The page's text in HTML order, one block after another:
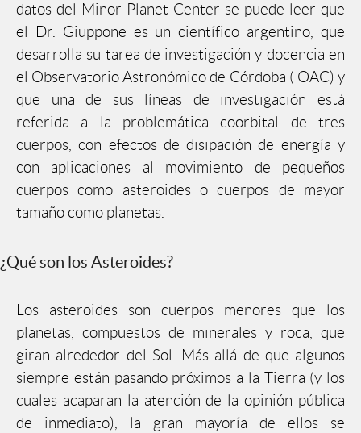
datos del Minor Planet Center se puede leer que
el Dr. Giuppone es un científico argentino, que
desarrolla su tarea de investigación y docencia en
el Observatorio Astronómico de Córdoba ( OAC) y
que una de sus líneas de investigación está
referida a la problemática coorbital de tres
cuerpos, con efectos de disipación de energía y
con aplicaciones al movimiento de pequeños
cuerpos como asteroides o cuerpos de mayor
tamaño como planetas.
¿Qué son los Asteroides?
Los asteroides son cuerpos menores que los
planetas, compuestos de minerales y roca, que
giran alrededor del Sol. Más allá de que algunos
siempre están pasando próximos a la Tierra (y los
cuales acaparan la atención de la opinión pública
de inmediato), la gran mayoría de ellos se